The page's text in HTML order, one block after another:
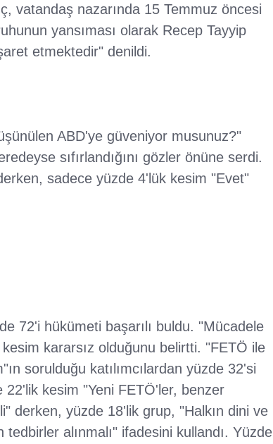
vatandaş nazarında 15 Temmuz öncesi
yansıması olarak Recep Tayyip
etmektedir" denildi.
ABD'ye güveniyor musunuz?"
sıfırlandığını gözler önüne serdi.
sadece yüzde 4'lük kesim "Evet"
72'i hükümeti başarılı buldu. "Mücadele
kararsız olduğunu belirtti. "FETÖ ile
sorulduğu katılımcılardan yüzde 32'si
kesim "Yeni FETÖ'ler, benzer
derken, yüzde 18'lik grup, "Halkın dini ve
alınmalı" ifadesini kullandı. Yüzde